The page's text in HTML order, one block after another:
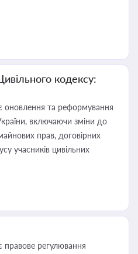
кодексу:
оновлення та реформування
включаючи зміни до
прав, договірних
учасників цивільних
регулювання